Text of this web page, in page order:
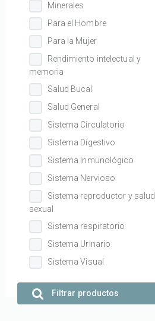
Minerales
Para el Hombre
Para la Mujer
Rendimiento intelectual y
memoria
Salud Bucal
Salud General
Sistema Circulatorio
Sistema Digestivo
Sistema Inmunológico
Sistema Nervioso
Sistema reproductor y salud
sexual
Sistema respiratorio
Sistema Urinario
Sistema Visual
Filtrar productos